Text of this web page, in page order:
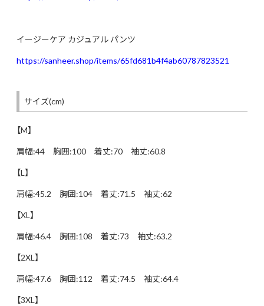
イージーケア カジュアル パンツ
https://sanheer.shop/items/65fd681b4f4ab60787823521
サイズ(cm)
【M】
肩幅:44 胸囲:100 着丈:70 袖丈:60.8
【L】
肩幅:45.2 胸囲:104 着丈:71.5 袖丈:62
【XL】
肩幅:46.4 胸囲:108 着丈:73 袖丈:63.2
【2XL】
肩幅:47.6 胸囲:112 着丈:74.5 袖丈:64.4
【3XL】